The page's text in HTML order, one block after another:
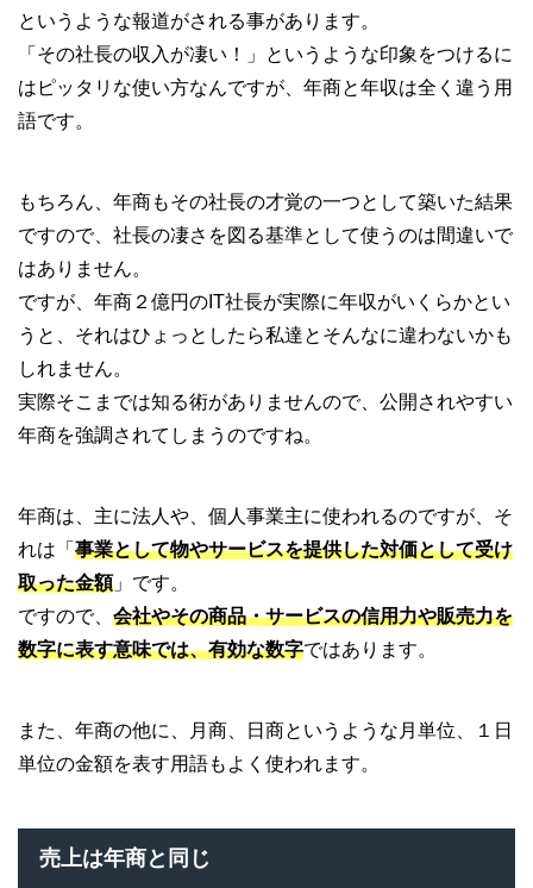
というような報道がされる事があります。
「その社長の収入が凄い！」というような印象をつけるに
はピッタリな使い方なんですが、年商と年収は全く違う用
語です。
もちろん、年商もその社長の才覚の一つとして築いた結果
ですので、社長の凄さを図る基準として使うのは間違いで
はありません。
ですが、年商２億円のIT社長が実際に年収がいくらかとい
うと、それはひょっとしたら私達とそんなに違わないかも
しれません。
実際そこまでは知る術がありませんので、公開されやすい
年商を強調されてしまうのですね。
年商は、主に法人や、個人事業主に使われるのですが、そ
れは「 事業として物やサービスを提供した対価として受け
取った金額」です。
ですので、 会社やその商品・サービスの信用力や販売力を
数字に表す意味では、有効な数字ではあります。
また、年商の他に、月商、日商というような月単位、１日
単位の金額を表す用語もよく使われます。
売上は年商と同じ